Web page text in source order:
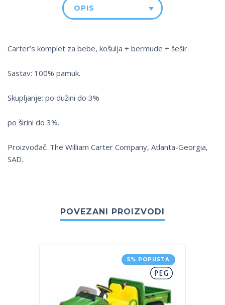
OPIS
Carter’s komplet za bebe, košulja + bermude + šešir.
Sastav: 100% pamuk.
Skupljanje: po dužini do 3%
po širini do 3%.
Proizvođač: The William Carter Company, Atlanta-Georgia,
SAD.
POVEZANI PROIZVODI
5% POPUSTA